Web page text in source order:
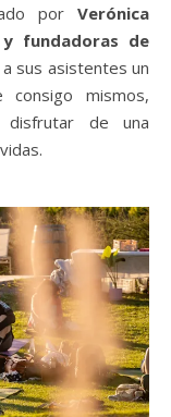
por Verónica
fundadoras de
sus asistentes un
consigo mismos,
disfrutar de una